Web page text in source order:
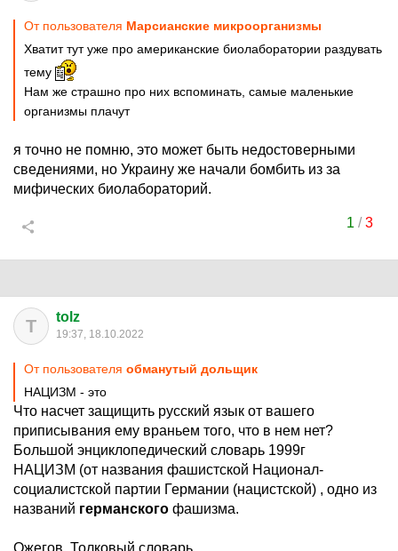
От пользователя Марсианские микроорганизмы
Хватит тут уже про американские биолаборатории раздувать
тему
Нам же страшно про них вспоминать, самые маленькие
организмы плачут
я точно не помню, это может быть недостоверными
сведениями, но Украину же начали бомбить из за
мифических биолабораторий.
1 /3
T tolz
19:37, 18.10.2022
От пользователя обманутый дольщик
НАЦИЗМ - это
Что насчет защищить русский язык от вашего
приписывания ему враньем того, что в нем нет?
Большой энциклопедический словарь 1999г
НАЦИЗМ (от названия фашистской Национал-
социалистской партии Германии (нацистской) , одно из
названий германского фашизма.
Ожегов. Толковый словарь